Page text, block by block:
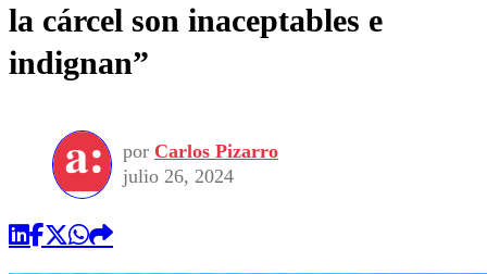
la cárcel son inaceptables e
indignan”
por Carlos Pizarro
julio 26, 2024